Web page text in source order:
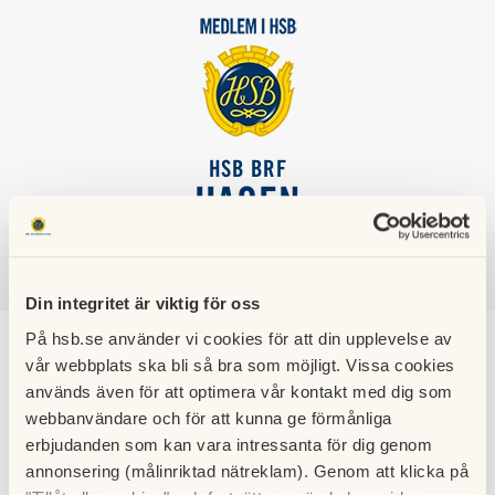
Din integritet är viktig för oss
På hsb.se använder vi cookies för att din upplevelse av
vår webbplats ska bli så bra som möjligt. Vissa cookies
används även för att optimera vår kontakt med dig som
webbanvändare och för att kunna ge förmånliga
erbjudanden som kan vara intressanta för dig genom
annonsering (målinriktad nätreklam). Genom att klicka på
HSB BRF
HAGEN
Innegivare för
temperatur
För att få en jämnare temperatur i husen har vi satt en